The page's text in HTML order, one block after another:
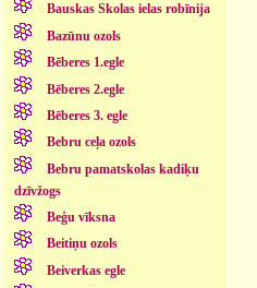
Bauskas Skolas ielas robīnija
Bazūnu ozols
Bēberes 1.egle
Bēberes 2.egle
Bēberes 3. egle
Bebru ceļa ozols
Bebru pamatskolas kadiķu
dzīvžogs
Beģu vīksna
Beitiņu ozols
Beiverkas egle